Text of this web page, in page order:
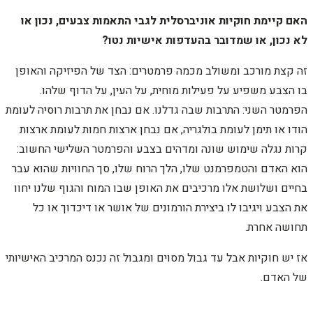
האם קיימת חוקיות אוניברסלית לגבי התאמות צבעים, נכון או
לא נכון, או שמדובר בהעדפות אישיות נטו?
זה קצת מורכב ומשולב מכמה פרמטרים: הצד של הפיזיקה והאופן
בו הצבע משפיע על פעילות מוחית, על העין, על הדוף שלהו.
הפרמטר השני: התרבות שבה גדלנו. אם נבחן את תרבות רוסיה לעומת
הודו או תימן לעומת בולגריה, אם נבחן ארצות חמות לעומת ארצות
קרות נגלה שימוש שונה ומדהים בצבע והפרמטר השלישי החשוב:
הוא האדם והטמפרמנט שלו, הלך הרוח שלו, סך החוויות שהוא עבר
בחיים ושלושת אלו מרכיבים את האופן שבו המוח והגוף שלנו יחוו
את הצבע ויגיבו לו ביצירת הורמונים של אושר או דיכדוך או כל
תחושה אחרת.
אז יש חוקיות אבל עד גבול מסוים ומגבול זה נכנס המרכיב האישיותי
של האדם.